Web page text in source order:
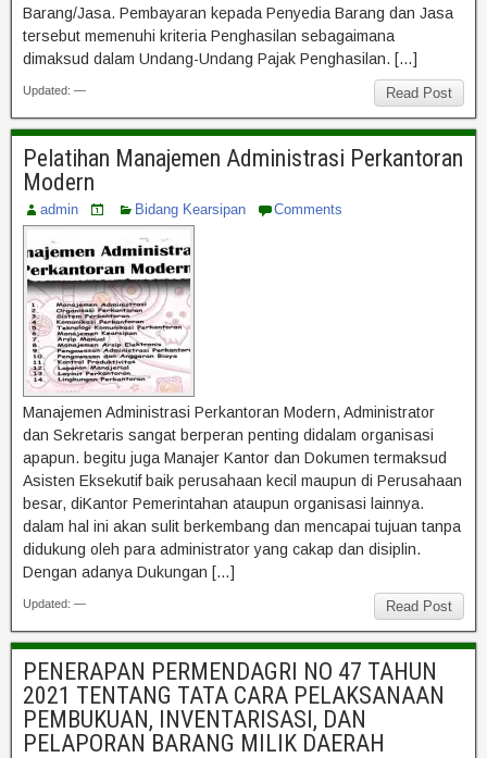
Barang/Jasa. Pembayaran kepada Penyedia Barang dan Jasa
tersebut memenuhi kriteria Penghasilan sebagaimana
dimaksud dalam Undang-Undang Pajak Penghasilan. […]
Read Post
Updated: —
Pelatihan Manajemen Administrasi Perkantoran
Modern
admin Bidang Kearsipan Comments
Manajemen Administrasi Perkantoran Modern, Administrator
dan Sekretaris sangat berperan penting didalam organisasi
apapun. begitu juga Manajer Kantor dan Dokumen termaksud
Asisten Eksekutif baik perusahaan kecil maupun di Perusahaan
besar, diKantor Pemerintahan ataupun organisasi lainnya.
dalam hal ini akan sulit berkembang dan mencapai tujuan tanpa
didukung oleh para administrator yang cakap dan disiplin.
Dengan adanya Dukungan […]
Read Post
Updated: —
PENERAPAN PERMENDAGRI NO 47 TAHUN
2021 TENTANG TATA CARA PELAKSANAAN
PEMBUKUAN, INVENTARISASI, DAN
PELAPORAN BARANG MILIK DAERAH